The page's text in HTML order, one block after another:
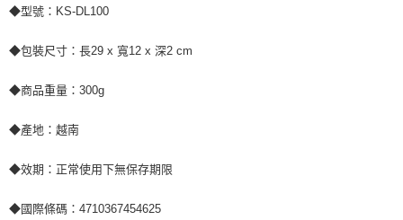
◆型號：KS-DL100
◆包裝尺寸：長29 x 寬12 x 深2 cm
◆商品重量：300g
◆產地：越南
◆效期：正常使用下無保存期限
◆國際條碼：4710367454625